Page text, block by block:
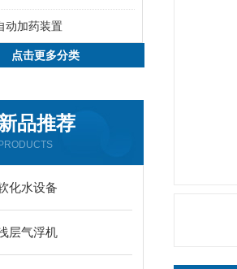
动加药装置
点击更多分类
品推荐
PRODUCTS
化水设备
层气浮机